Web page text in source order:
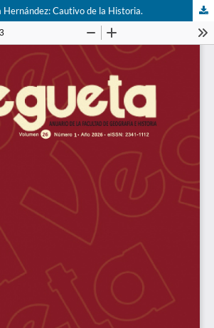
Hernández: Cautivo de la Historia.